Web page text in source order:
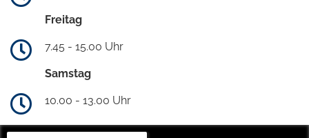
Freitag
7.45 - 15.00 Uhr
Samstag
10.00 - 13.00 Uhr